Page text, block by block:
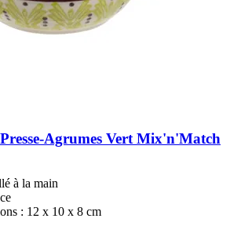
Presse-​Agrumes Vert Mix'n'Match
à la main
: 12 x 10 x 8 cm